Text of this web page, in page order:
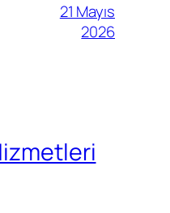
21 Mayıs
2026